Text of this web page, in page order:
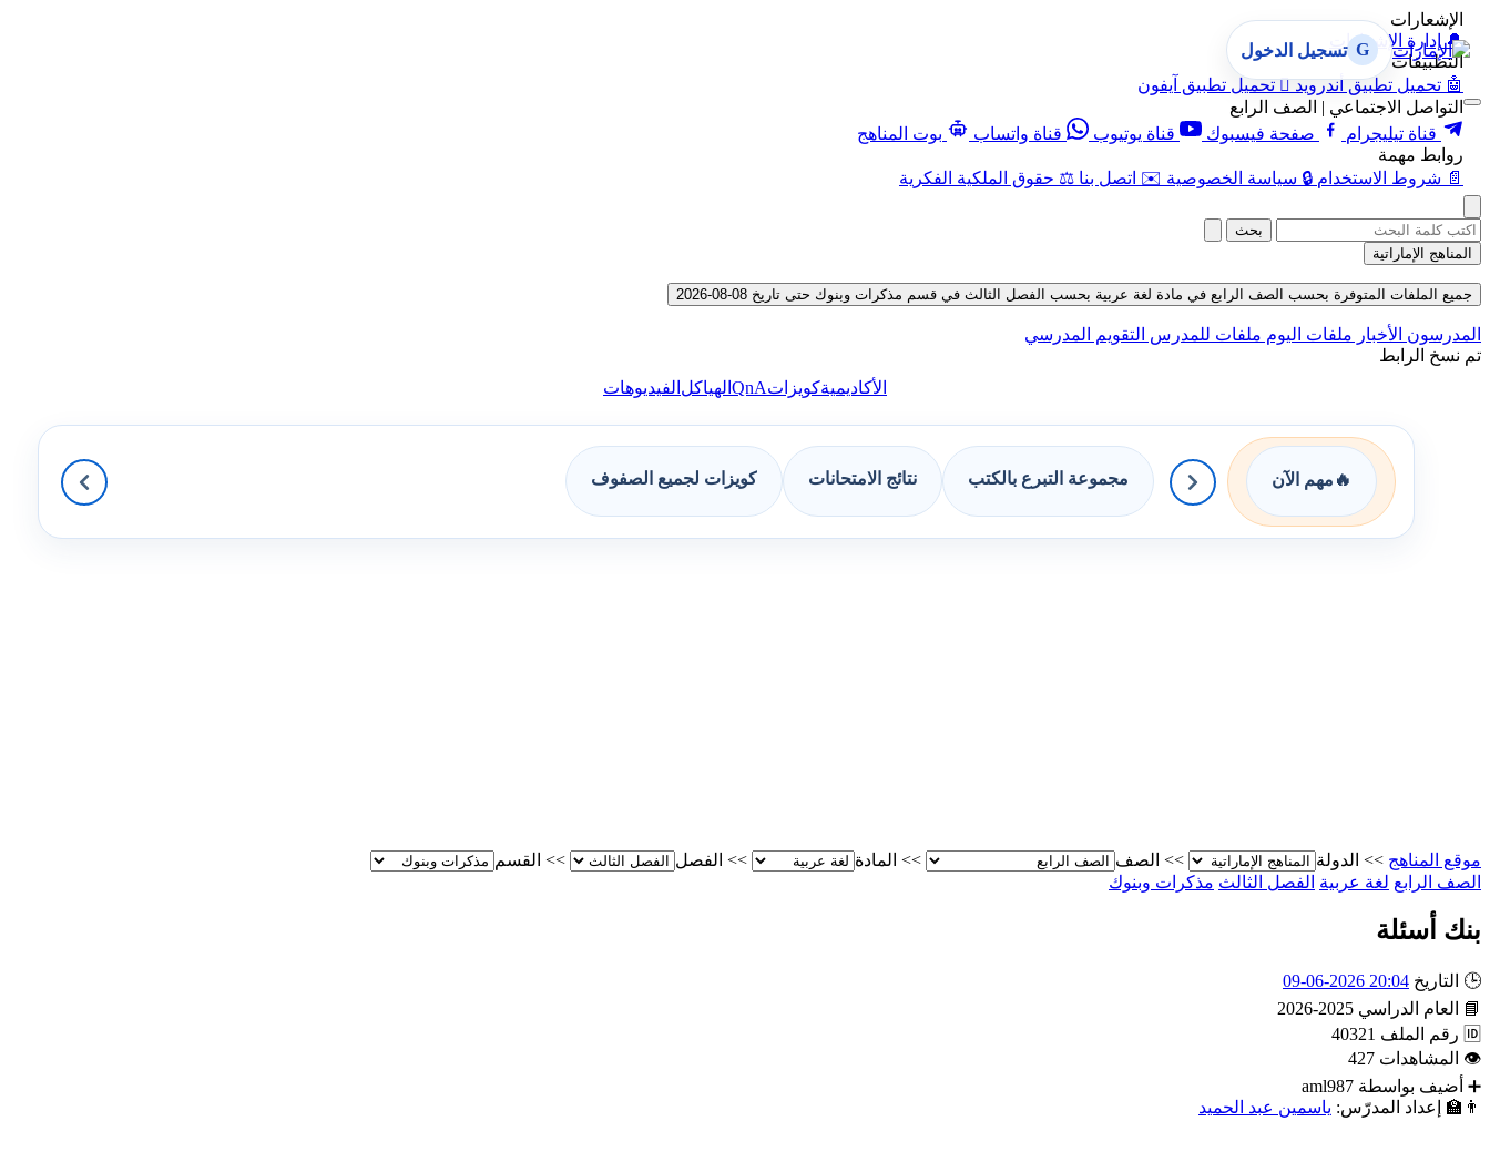
الإشعارات
🔔 إدارة الإشعارات
التطبيقات
🤖 تحميل تطبيق أندرويد  تحميل تطبيق آيفون
التواصل الاجتماعي | الصف الرابع
قناة تيليجرام
صفحة فيسبوك قناة يوتيوب قناة واتساب
بوت المناهج
روابط مهمة
📄 شروط الاستخدام 🔒 سياسة الخصوصية ✉️ اتصل بنا ⚖️ حقوق الملكية الفكرية
G تسجيل الدخول
بحث
المناهج الإماراتية
جميع الملفات المتوفرة بحسب الصف الرابع في مادة لغة عربية بحسب الفصل الثالث في قسم مذكرات وبنوك حتى تاريخ 08-08-2026
المدرسون الأخبار ملفات اليوم ملفات للمدرس التقويم المدرسي
تم نسخ الرابط
الأكاديميةكويزاتQnA الهياكل الفيديوهات
🔥 مهم الآن مجموعة التبرع بالكتب نتائج الامتحانات كويزات لجميع الصفوف
موقع المناهج >> الدولة >> الصف >> المادة >> الفصل >> القسم
الصف الرابع لغة عربية الفصل الثالث مذكرات وبنوك
بنك أسئلة
🕒 التاريخ 20:04 2026-06-09
📘
العام الدراسي 2025-2026
🆔 رقم الملف 40321
👁 المشاهدات 427
➕ أضيف بواسطة aml987
👨‍🏫
إعداد المدرّس: ياسمين عبد الحميد